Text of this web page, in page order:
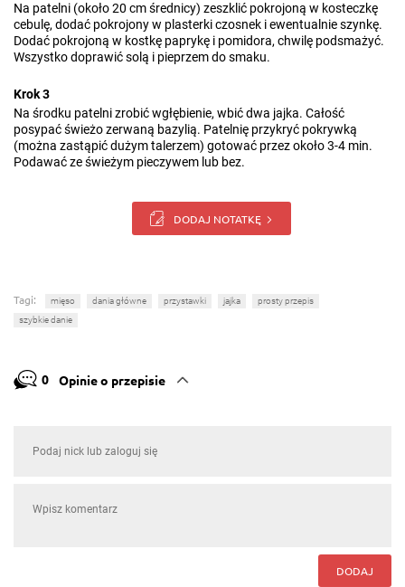
Na patelni (około 20 cm średnicy) zeszklić pokrojoną w kosteczkę
cebulę, dodać pokrojony w plasterki czosnek i ewentualnie szynkę.
Dodać pokrojoną w kostkę paprykę i pomidora, chwilę podsmażyć.
Wszystko doprawić solą i pieprzem do smaku.
Krok 3
Na środku patelni zrobić wgłębienie, wbić dwa jajka. Całość
posypać świeżo zerwaną bazylią. Patelnię przykryć pokrywką
(można zastąpić dużym talerzem) gotować przez około 3-4 min.
Podawać ze świeżym pieczywem lub bez.
DODAJ NOTATKĘ
Tagi: mięso dania główne przystawki jajka
prosty przepis
szybkie danie
0 Opinie o przepisie
DODAJ